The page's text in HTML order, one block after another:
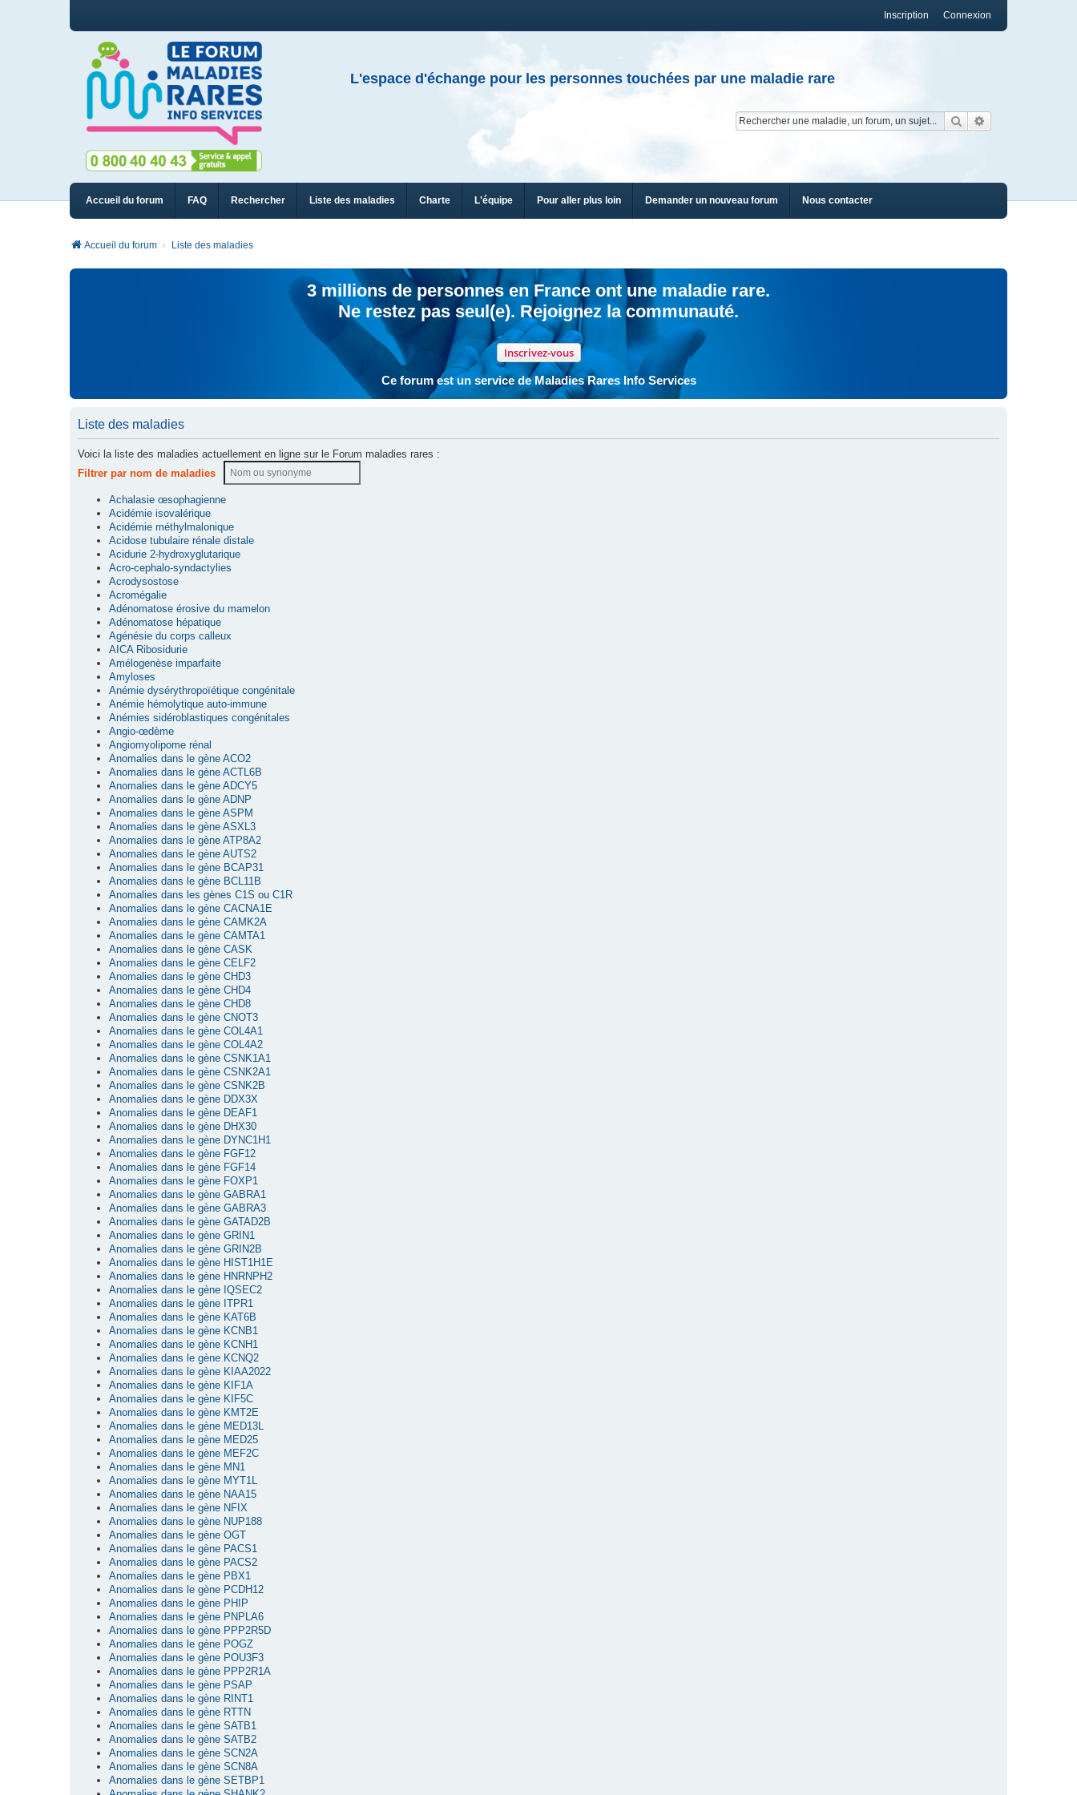
Connexion
Inscription
L'espace d'échange pour les personnes touchées par une maladie rare
Rechercher
Accueil du forum FAQ Rechercher Liste des maladies Charte L'équipe Pour aller plus loin Demander un nouveau forum Nous contacter
Accueil du forum Liste des maladies
3 millions de personnes en France ont une maladie rare.
Ne restez pas seul(e). Rejoignez la communauté.
Inscrivez-vous
Ce forum est un service de Maladies Rares Info Services
Liste des maladies
Voici la liste des maladies actuellement en ligne sur le Forum maladies rares :
Filtrer par nom de maladies
Achalasie œsophagienne
Acidémie isovalérique
Acidémie méthylmalonique
Acidose tubulaire rénale distale
Acidurie 2-hydroxyglutarique
Acro-cephalo-syndactylies
Acrodysostose
Acromégalie
Adénomatose érosive du mamelon
Adénomatose hépatique
Agénésie du corps calleux
AICA Ribosidurie
Amélogenèse imparfaite
Amyloses
Anémie dysérythropoïétique congénitale
Anémie hémolytique auto-immune
Anémies sidéroblastiques congénitales
Angio-œdème
Angiomyolipome rénal
Anomalies dans le gène ACO2
Anomalies dans le gène ACTL6B
Anomalies dans le gène ADCY5
Anomalies dans le gène ADNP
Anomalies dans le gène ASPM
Anomalies dans le gène ASXL3
Anomalies dans le gène ATP8A2
Anomalies dans le gène AUTS2
Anomalies dans le gène BCAP31
Anomalies dans le gène BCL11B
Anomalies dans les gènes C1S ou C1R
Anomalies dans le gène CACNA1E
Anomalies dans le gène CAMK2A
Anomalies dans le gène CAMTA1
Anomalies dans le gène CASK
Anomalies dans le gène CELF2
Anomalies dans le gène CHD3
Anomalies dans le gène CHD4
Anomalies dans le gène CHD8
Anomalies dans le gène CNOT3
Anomalies dans le gène COL4A1
Anomalies dans le gène COL4A2
Anomalies dans le gène CSNK1A1
Anomalies dans le gène CSNK2A1
Anomalies dans le gène CSNK2B
Anomalies dans le gène DDX3X
Anomalies dans le gène DEAF1
Anomalies dans le gène DHX30
Anomalies dans le gène DYNC1H1
Anomalies dans le gène FGF12
Anomalies dans le gène FGF14
Anomalies dans le gène FOXP1
Anomalies dans le gène GABRA1
Anomalies dans le gène GABRA3
Anomalies dans le gène GATAD2B
Anomalies dans le gène GRIN1
Anomalies dans le gène GRIN2B
Anomalies dans le gène HIST1H1E
Anomalies dans le gène HNRNPH2
Anomalies dans le gène IQSEC2
Anomalies dans le gène ITPR1
Anomalies dans le gène KAT6B
Anomalies dans le gène KCNB1
Anomalies dans le gène KCNH1
Anomalies dans le gène KCNQ2
Anomalies dans le gène KIAA2022
Anomalies dans le gène KIF1A
Anomalies dans le gène KIF5C
Anomalies dans le gène KMT2E
Anomalies dans le gène MED13L
Anomalies dans le gène MED25
Anomalies dans le gène MEF2C
Anomalies dans le gène MN1
Anomalies dans le gène MYT1L
Anomalies dans le gène NAA15
Anomalies dans le gène NFIX
Anomalies dans le gène NUP188
Anomalies dans le gène OGT
Anomalies dans le gène PACS1
Anomalies dans le gène PACS2
Anomalies dans le gène PBX1
Anomalies dans le gène PCDH12
Anomalies dans le gène PHIP
Anomalies dans le gène PNPLA6
Anomalies dans le gène PPP2R5D
Anomalies dans le gène POGZ
Anomalies dans le gène POU3F3
Anomalies dans le gène PPP2R1A
Anomalies dans le gène PSAP
Anomalies dans le gène RINT1
Anomalies dans le gène RTTN
Anomalies dans le gène SATB1
Anomalies dans le gène SATB2
Anomalies dans le gène SCN2A
Anomalies dans le gène SCN8A
Anomalies dans le gène SETBP1